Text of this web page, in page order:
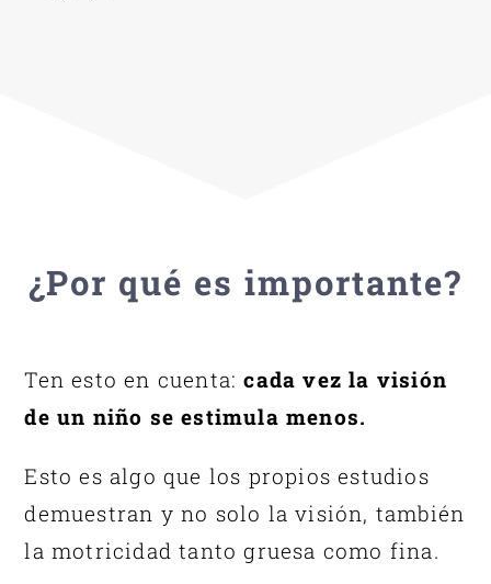
¿Por qué es importante?
Ten esto en cuenta: cada vez la visión
de un niño se estimula menos.
Esto es algo que los propios estudios
demuestran y no solo la visión, también
la motricidad tanto gruesa como fina.